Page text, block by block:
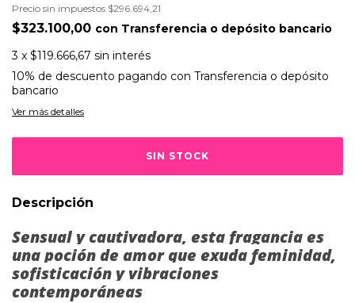
Precio sin impuestos $296.694,21
$323.100,00 con Transferencia o depósito bancario
3 x $119.666,67 sin interés
10% de descuento pagando con Transferencia o depósito
bancario
Ver más detalles
Descripción
Sensual y cautivadora, esta fragancia es
una poción de amor que exuda feminidad,
sofisticación y vibraciones
contemporáneas